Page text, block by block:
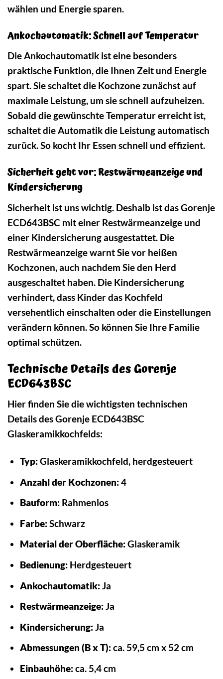
wählen und Energie sparen.
Ankochautomatik: Schnell auf Temperatur
Die Ankochautomatik ist eine besonders
praktische Funktion, die Ihnen Zeit und Energie
spart. Sie schaltet die Kochzone zunächst auf
maximale Leistung, um sie schnell aufzuheizen.
Sobald die gewünschte Temperatur erreicht ist,
schaltet die Automatik die Leistung automatisch
zurück. So kocht Ihr Essen schnell und effizient.
Sicherheit geht vor: Restwärmeanzeige und
Kindersicherung
Sicherheit ist uns wichtig. Deshalb ist das Gorenje
ECD643BSC mit einer Restwärmeanzeige und
einer Kindersicherung ausgestattet. Die
Restwärmeanzeige warnt Sie vor heißen
Kochzonen, auch nachdem Sie den Herd
ausgeschaltet haben. Die Kindersicherung
verhindert, dass Kinder das Kochfeld
versehentlich einschalten oder die Einstellungen
verändern können. So können Sie Ihre Familie
optimal schützen.
Technische Details des Gorenje
ECD643BSC
Hier finden Sie die wichtigsten technischen
Details des Gorenje ECD643BSC
Glaskeramikkochfelds:
Typ:Glaskeramikkochfeld, herdgesteuert
Anzahl der Kochzonen:4
Bauform:Rahmenlos
Farbe:Schwarz
Material der Oberfläche:Glaskeramik
Bedienung:Herdgesteuert
Ankochautomatik:Ja
Restwärmeanzeige:Ja
Kindersicherung:Ja
Abmessungen (B x T):ca. 59,5 cm x 52 cm
Einbauhöhe:ca. 5,4 cm